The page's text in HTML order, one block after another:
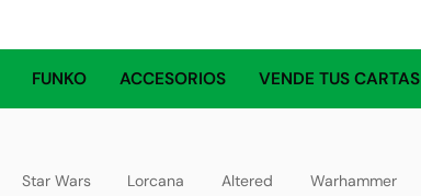
FUNKO ACCESORIOS VENDE TUS CARTAS
Star Wars Lorcana Altered Warhammer